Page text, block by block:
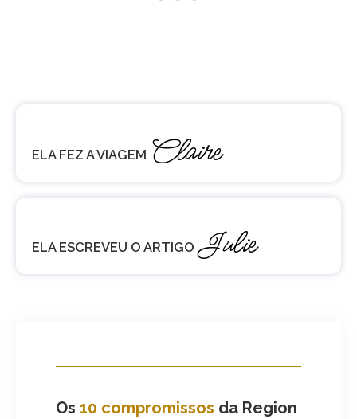
ELA FEZ A VIAGEM Claire
ELA ESCREVEU O ARTIGO Julie
Os 10 compromissos da Region